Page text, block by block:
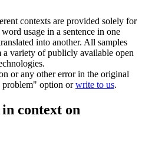
contexts are provided solely for
usage in a sentence in one
into another. All samples
a variety of publicly available open
or any other error in the original
problem" option orwrite to us.
context on